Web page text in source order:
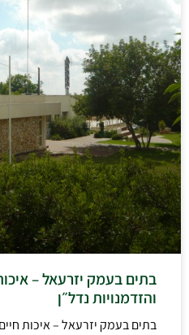
בתים בעמק יזרעאל –
והזדמנויות נדל״ן
בתים בעמק יזרעאל – איכות